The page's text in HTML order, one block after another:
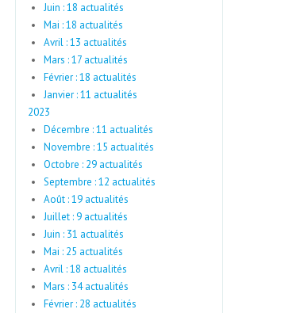
Juin : 18 actualités
Mai : 18 actualités
Avril : 13 actualités
Mars : 17 actualités
Février : 18 actualités
Janvier : 11 actualités
2023
Décembre : 11 actualités
Novembre : 15 actualités
Octobre : 29 actualités
Septembre : 12 actualités
Août : 19 actualités
Juillet : 9 actualités
Juin : 31 actualités
Mai : 25 actualités
Avril : 18 actualités
Mars : 34 actualités
Février : 28 actualités